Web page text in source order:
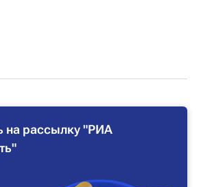
на рассылку "РИА